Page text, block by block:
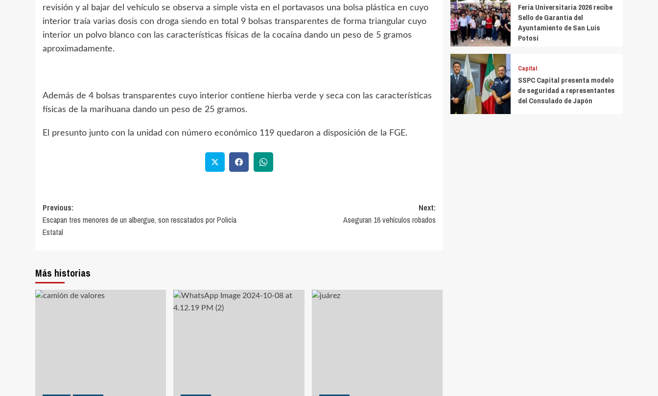
revisión y al bajar del vehículo se observa a simple vista en el portavasos una bolsa plástica en cuyo
interior traía varias dosis con droga siendo en total 9 bolsas transparentes de forma triangular cuyo
interior un polvo blanco con las características físicas de la cocaína dando un peso de 5 gramos
aproximadamente.
Además de 4 bolsas transparentes cuyo interior contiene hierba verde y seca con las características
físicas de la marihuana dando un peso de 25 gramos.
El presunto junto con la unidad con número económico 119 quedaron a disposición de la FGE.
Previous:
Escapan tres menores de un albergue, son rescatados por Policía
Estatal
Next:
Aseguran 16 vehículos robados
Más historias
Feria Universitaria 2026 recibe
Sello de Garantía del
Ayuntamiento de San Luis
Potosí
Capital
SSPC Capital presenta modelo
de seguridad a representantes
del Consulado de Japón